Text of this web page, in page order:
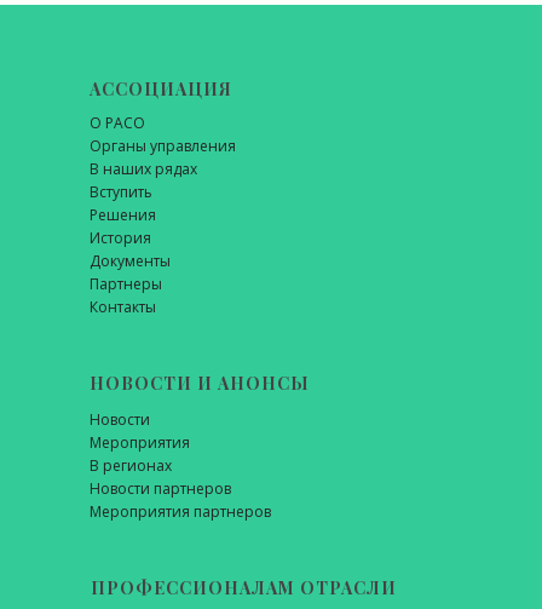
АССОЦИАЦИЯ
О РАСО
Органы управления
В наших рядах
Вступить
Решения
История
Документы
Партнеры
Контакты
НОВОСТИ И АНОНСЫ
Новости
Мероприятия
В регионах
Новости партнеров
Мероприятия партнеров
ПРОФЕССИОНАЛАМ ОТРАСЛИ